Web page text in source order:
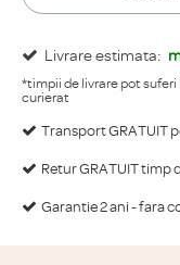
Livrare estimata:
*timpii de livrare pot
curierat
Transport GRATUIT
Retur GRATUIT timp
Garantie 2 ani - fara